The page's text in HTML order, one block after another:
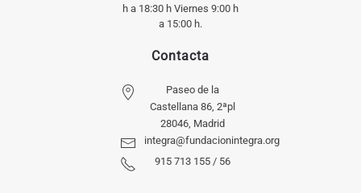
h a 18:30 h Viernes 9:00 h
a 15:00 h.
Contacta
Paseo de la
Castellana 86, 2ªpl
28046, Madrid
integra@fundacionintegra.org
915 713 155 / 56